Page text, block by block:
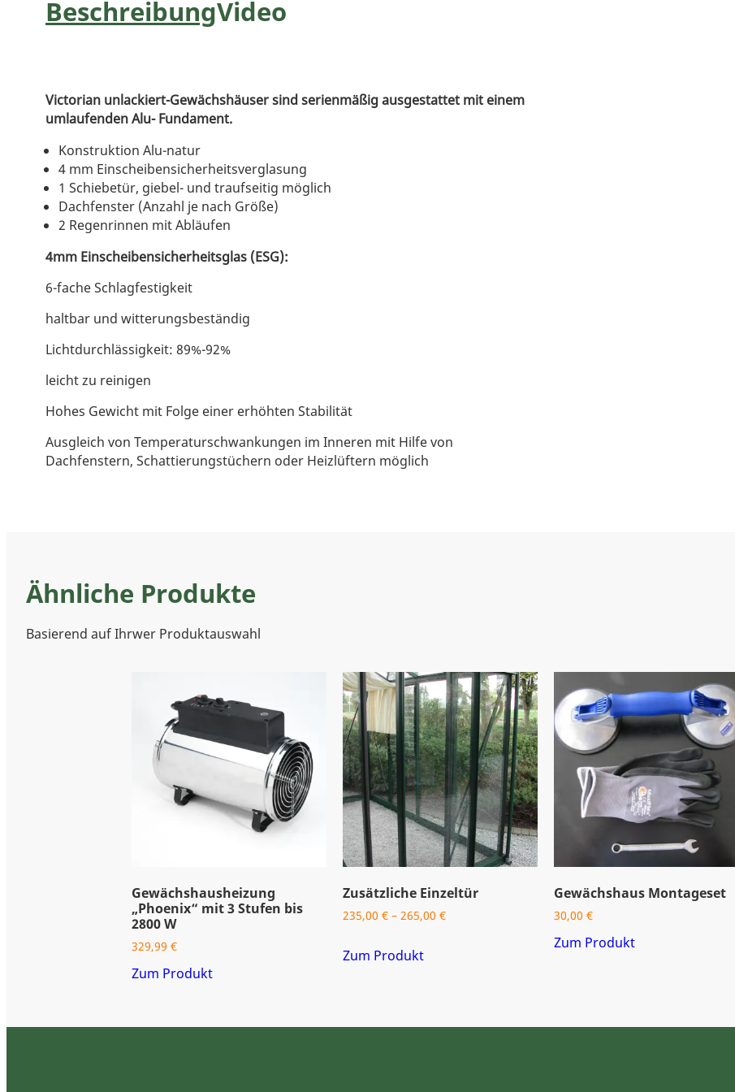
BeschreibungVideo
Victorian unlackiert-Gewächshäuser sind serienmäßig ausgestattet mit einem
umlaufenden Alu- Fundament.
Konstruktion Alu-natur
4 mm Einscheibensicherheitsverglasung
1 Schiebetür, giebel- und traufseitig möglich
Dachfenster (Anzahl je nach Größe)
2 Regenrinnen mit Abläufen
4mm Einscheibensicherheitsglas (ESG):
6-fache Schlagfestigkeit
haltbar und witterungsbeständig
Lichtdurchlässigkeit: 89%-92%
leicht zu reinigen
Hohes Gewicht mit Folge einer erhöhten Stabilität
Ausgleich von Temperaturschwankungen im Inneren mit Hilfe von
Dachfenstern, Schattierungstüchern oder Heizlüftern möglich
Ähnliche Produkte
Basierend auf Ihrwer Produktauswahl
Gewächshausheizung
„Phoenix“ mit 3 Stufen bis
2800 W
329,99 €
Zum Produkt
Zusätzliche Einzeltür
235,00 € – 265,00 €
Zum ProduktProdukt
Gewächshaus Montageset
30,00 €
Zum Produkt